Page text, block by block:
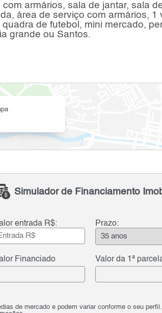
armários, sala de jantar, sala
área de serviço com armários, 1
de futebol, mini mercado,
grande ou Santos.
Simulador de Financiamento
entrada R$: Prazo:
Financiado Valor da 1ª
de mercado e podem variar conforme o seu